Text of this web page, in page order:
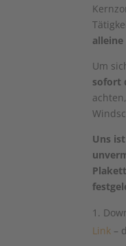
Um
sofort
Uns
Link –